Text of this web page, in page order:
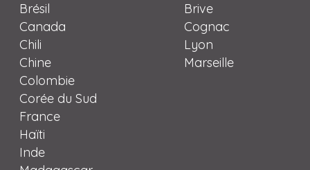
Brésil
Canada
Chili
Chine
Colombie
Corée du Sud
France
Haïti
Inde
Brive
Cognac
Lyon
Marseille